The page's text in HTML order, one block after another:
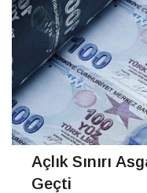
Açlık Sınırı
Geçti